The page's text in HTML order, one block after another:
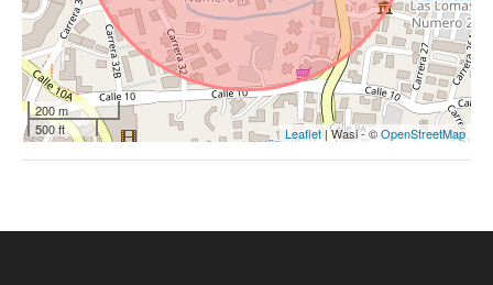
200 m
500 ft
Leaflet| Wasi - ©OpenStreetMap